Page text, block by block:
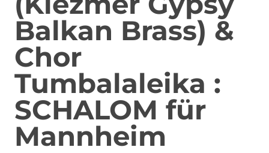
Balkan Brass) &
Chor
Tumbalaleika :
SCHALOM für
Mannheim